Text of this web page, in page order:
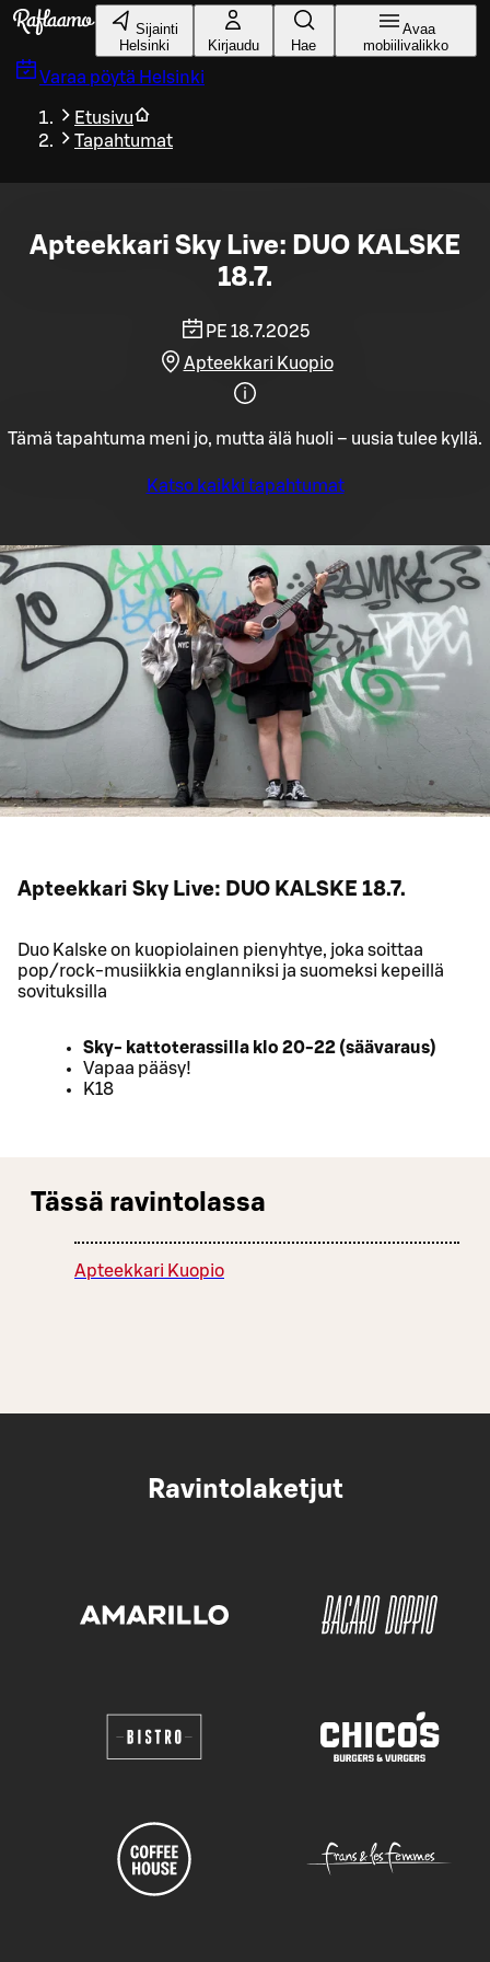
Siirry pääsisältöön
Sijainti
Helsinki
Kirjaudu Hae
Avaa
mobiilivalikko
Varaa pöytä Helsinki
Etusivu
Tapahtumat
Apteekkari Sky Live: DUO KALSKE
18.7.
PE 18.7.2025
Apteekkari Kuopio
Tämä tapahtuma meni jo, mutta älä huoli – uusia tulee kyllä.
Katso kaikki tapahtumat
Apteekkari Sky Live: DUO KALSKE 18.7.
Duo Kalske on kuopiolainen pienyhtye, joka soittaa
pop/rock-musiikkia englanniksi ja suomeksi kepeillä
sovituksilla
Sky- kattoterassilla klo 20-22 (säävaraus)
Vapaa pääsy!
K18
Tässä ravintolassa
Apteekkari Kuopio
Ravintolaketjut